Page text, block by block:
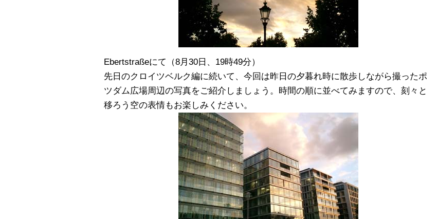
Ebertstraßeにて（8月30日、19時49分）
先日のクロイツベルク編に続いて、今回は昨日の夕暮れ時に散歩しながら撮ったポ
ツダム広場周辺の写真をご紹介しましょう。時間の順に並べてみますので、刻々と
移ろう空の表情もお楽しみください。